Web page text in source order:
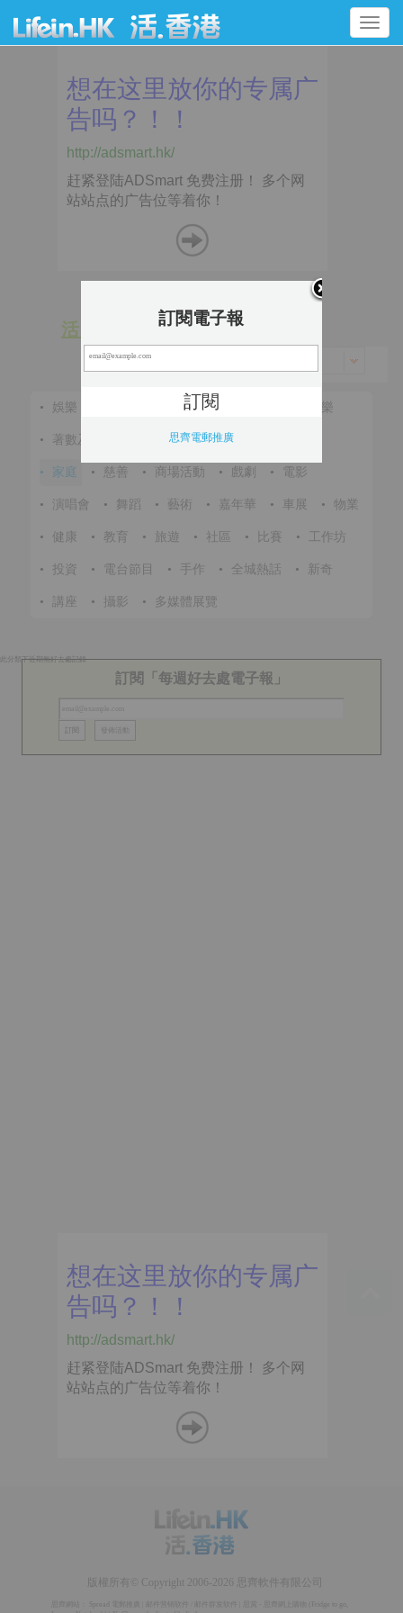
Toggle
navigation
活 動
• 娛樂 • 節慶 音樂
• 著數及優惠 • 體育 •
• 家庭 • 慈善 • 商場活動 • 戲劇 • 電影
• 演唱會 • 舞蹈 • 藝術 • 嘉年華 • 車展 • 物業
• 健康 • 教育 • 旅遊 • 社區 • 比賽 • 工作坊
• 投資 • 電台節目 • 手作 • 全城熱話 • 新奇
• 講座 • 攝影 • 多媒體展覽
此分類下近期無好去處記錄
訂閱「每週好去處電子報」
訂閱電子報
思齊電郵推廣
版權所有© Copyright 2006-2026 思齊軟件有限公司
Spread 電郵推廣